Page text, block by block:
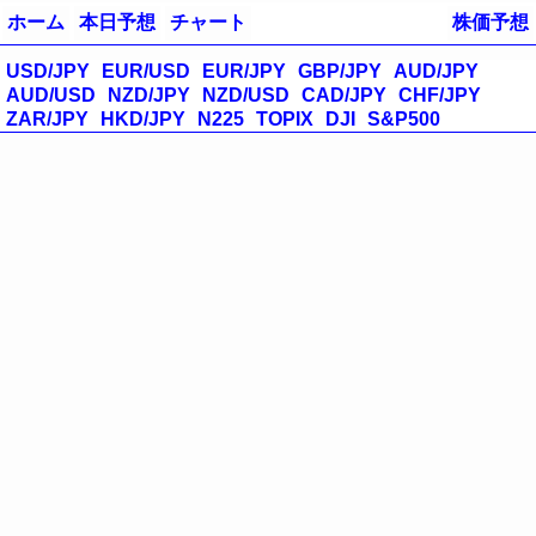
株価予想
ホーム 本日予想 チャート
USD/JPY EUR/USD EUR/JPY GBP/JPY AUD/JPY
AUD/USD
NZD/JPY NZD/USD CAD/JPY CHF/JPY
ZAR/JPY
HKD/JPY N225 TOPIX DJI S&P500